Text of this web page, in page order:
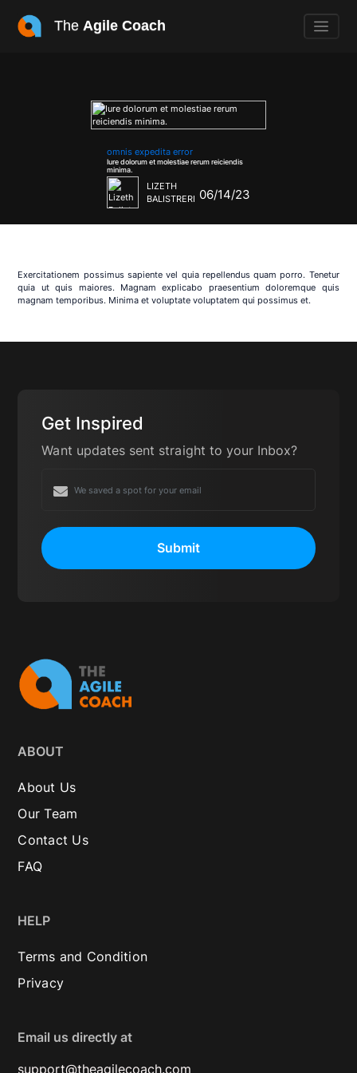
TheAgile Coach
omnis expedita error
Iure dolorum et molestiae rerum reiciendis
minima.
LIZETH
BALISTRERI 06/14/23
Exercitationem possimus sapiente vel quia repellendus quam porro. Tenetur
quia ut quis maiores. Magnam explicabo praesentium doloremque quis
magnam temporibus. Minima et voluptate voluptatem qui possimus et.
Get Inspired
Want updates sent straight to your Inbox?
Submit
ABOUT
About Us
Our Team
Contact Us
FAQ
HELP
Terms and Condition
Privacy
Email us directly at
support@theagilecoach.com